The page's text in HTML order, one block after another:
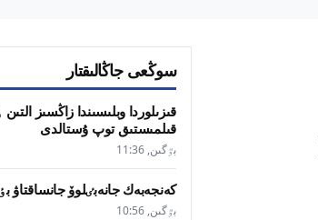
سوڭعى جاڭالىقتار
قىزىلوردا وبلىسىندا زاڭسىز
قىلمىستىق توپ ۇستالدى
بٷگىن, 11:36
كەنجەبەك جانەبٸلوۆ جانساقتاۋ
بٷگىن, 10:56